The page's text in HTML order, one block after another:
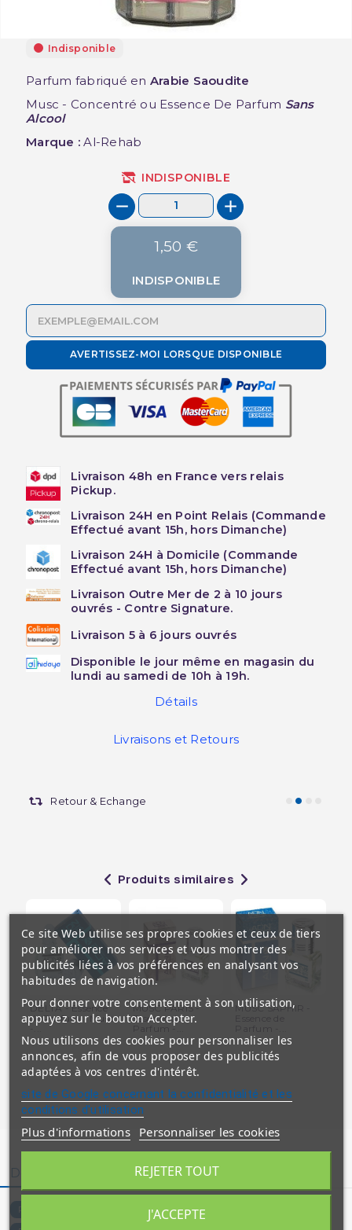
Indisponible
Parfum fabriqué en Arabie Saoudite
Musc - Concentré ou Essence De Parfum Sans
Alcool
Marque : Al-Rehab
INDISPONIBLE
1,50 €
INDISPONIBLE
AVERTISSEZ-MOI LORSQUE DISPONIBLE
Livraison 48h en France vers relais
Pickup.
Livraison 24H en Point Relais (Commande
Effectué avant 15h, hors Dimanche)
Livraison 24H à Domicile (Commande
Effectué avant 15h, hors Dimanche)
Livraison Outre Mer de 2 à 10 jours
ouvrés - Contre Signature.
Livraison 5 à 6 jours ouvrés
Disponible le jour même en magasin du
lundi au samedi de 10h à 19h.
Détails
Livraisons et Retours
Retour & Echange
Produits similaires
DELTA - Essence
de Parfum - Musc
-...
MUSC PARIS -
Essence de
Parfum -...
MUSC SAPHIR -
Détails du produit
Référence
Ce site Web utilise ses propres cookies et ceux de tiers
pour améliorer nos services et vous montrer des
publicités liées à vos préférences en analysant vos
habitudes de navigation.
Pour donner votre consentement à son utilisation,
appuyez sur le bouton Accepter.
Nous utilisons des cookies pour personnaliser les
annonces, afin de vous proposer des publicités
adaptées à vos centres d'intérêt.
site de Google concernant la confidentialité et les
conditions d'utilisation
Plus d'informations Personnaliser les cookies
REJETER TOUT
J'ACCEPTE